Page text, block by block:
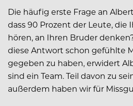
Die häufig erste Frage an
dass 90 Prozent der Leute, die
hören, an Ihren Bruder
diese Antwort schon gefühlte
gegeben zu haben, erwidert
sind ein Team. Teil davon zu
außerdem haben wir für